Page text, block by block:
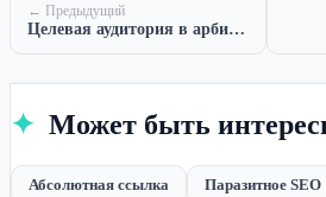
← Предыдущий
Целевая аудитория в арбитраже трафика
✦ Может быть
Абсолютная ссылка Паразитное SEO